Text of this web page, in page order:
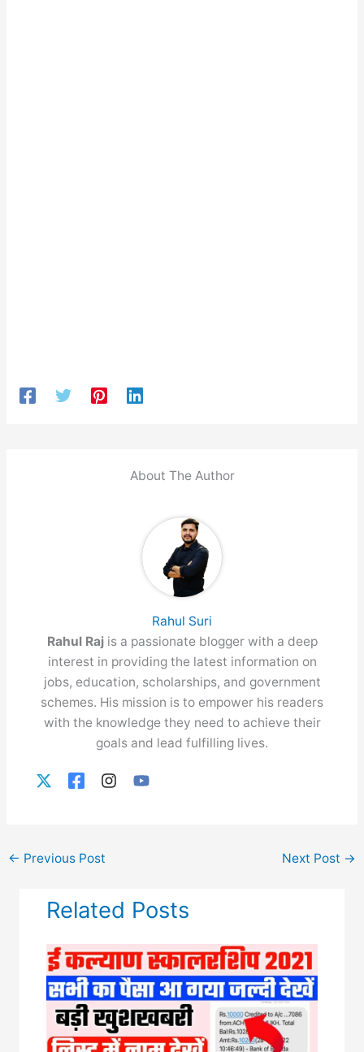
About The Author
Rahul Suri
Rahul Raj is a passionate blogger with a deep
interest in providing the latest information on
jobs, education, scholarships, and government
schemes. His mission is to empower his readers
with the knowledge they need to achieve their
goals and lead fulfilling lives.
← Previous Post Next Post →
Related Posts